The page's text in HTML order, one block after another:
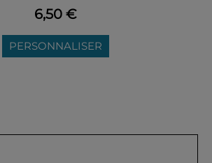
6,50 €
PERSONNALISER